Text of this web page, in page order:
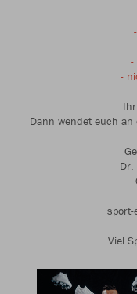
-
-
Dann wendet euch an
Dr.
sport-
Viel